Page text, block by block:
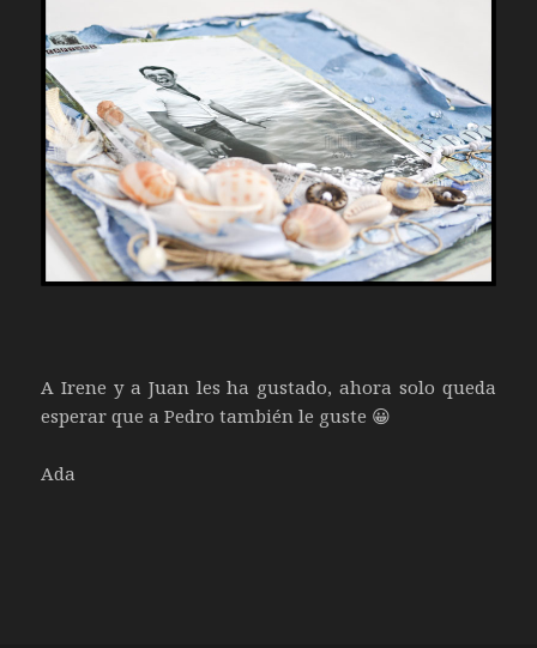
A Irene y a Juan les ha gustado, ahora solo queda
esperar que a Pedro también le guste 😀
Ada